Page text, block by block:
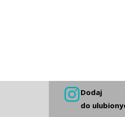
Dodaj
do